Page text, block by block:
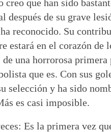
que han sido
después de su grave
reconocido. Su
estará en el corazón de
una horrorosa
que es. Con sus
selección y ha sido
es casi imposible.
Es la primera vez